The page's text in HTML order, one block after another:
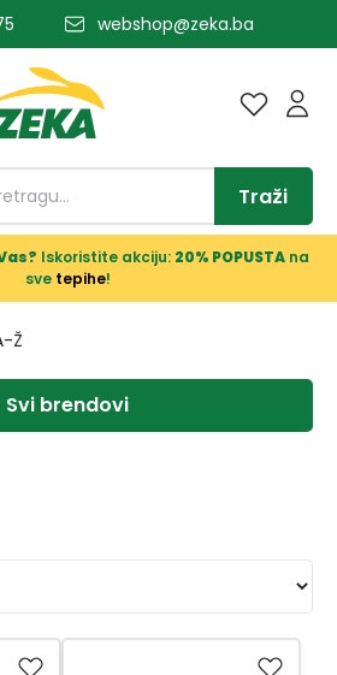
webshop@zeka.ba
Traži
Iskoristite akciju: 20% POPUSTAna
sve tepihe!
Ž
Svi brendovi